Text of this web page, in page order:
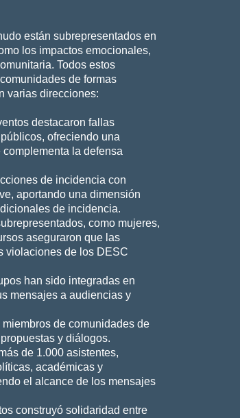
están subrepresentados en
los impactos emocionales,
Todos estos
de formas
varias direcciones:
destacaron fallas
ofreciendo una
la defensa
de incidencia con
aportando una dimensión
de incidencia.
como mujeres,
aseguraron que las
violaciones de los DESC
han sido integradas en
mensajes a audiencias y
de comunidades de
y diálogos.
de 1.000 asistentes,
académicas y
el alcance de los mensajes
construyó solidaridad entre